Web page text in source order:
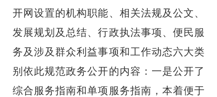
开网设置的机构职能、相关法规及公文、
发展规划及总结、行政执法事项、便民服
务及涉及群众利益事项和工作动态六大类
别依此规范政务公开的内容：一是公开了
综合服务指南和单项服务指南，本着便于